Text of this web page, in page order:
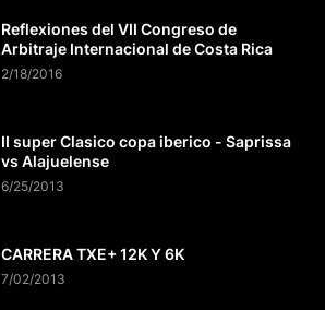
Reflexiones del VII Congreso de
Arbitraje Internacional de Costa Rica
2/18/2016
II super Clasico copa iberico - Saprissa
vs Alajuelense
6/25/2013
CARRERA TXE+ 12K Y 6K
7/02/2013